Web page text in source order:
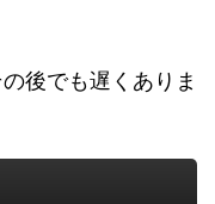
後でも遅くありま